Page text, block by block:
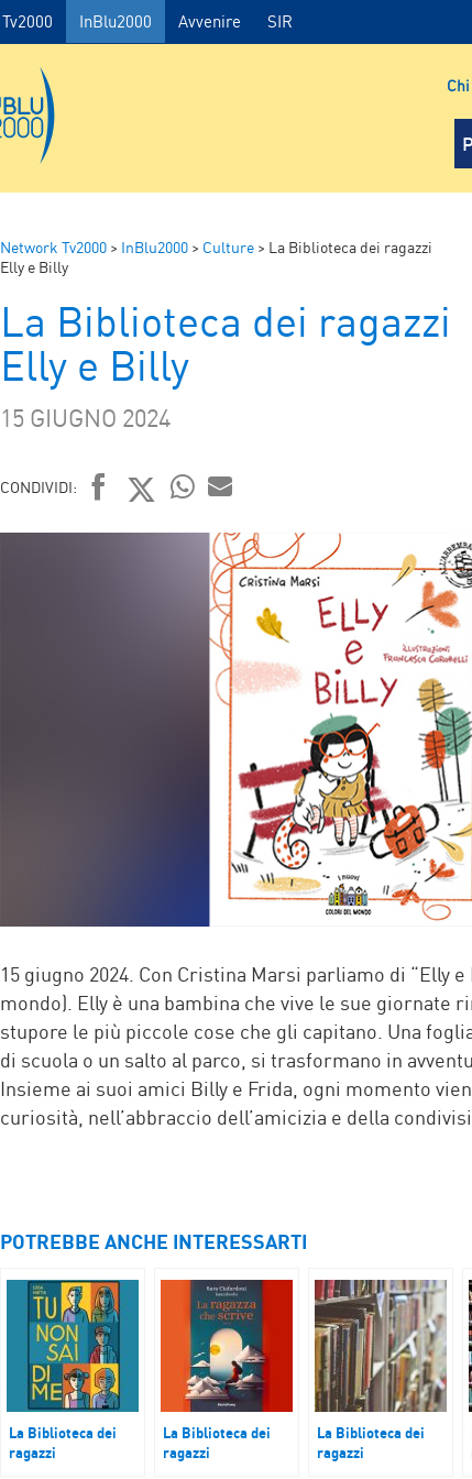
Tv2000 InBlu2000 Avvenire SIR
Network Tv2000 > InBlu2000 > Culture > La Biblioteca dei ragazzi
Elly e Billy
La Biblioteca dei ragazzi
Elly e Billy
15 GIUGNO 2024
CONDIVIDI:
FACEBOOK
TWITTER
WHATSAPP
MAIL
15 giugno 2024. Con Cristina Marsi parliamo di “Elly
mondo). Elly è una bambina che vive le sue giornate
stupore le più piccole cose che gli capitano. Una
di scuola o un salto al parco, si trasformano in
Insieme ai suoi amici Billy e Frida, ogni momento
curiosità, nell’abbraccio dell’amicizia e della
POTREBBE ANCHE INTERESSARTI
La Biblioteca dei
ragazzi
La Biblioteca dei
ragazzi
La Biblioteca dei
ragazzi